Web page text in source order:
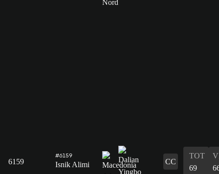
6159
#6159
Isnik Alimi CC
TOT
69